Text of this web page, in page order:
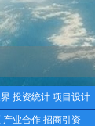
投资统计 项目设计
产业合作 招商引资